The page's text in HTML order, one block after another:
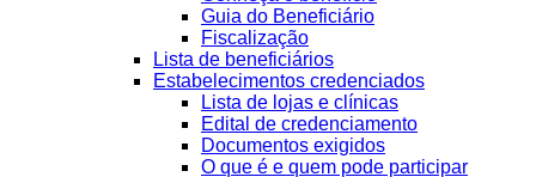
Guia do Beneficiário
Fiscalização
Lista de beneficiários
Estabelecimentos credenciados
Lista de lojas e clínicas
Edital de credenciamento
Documentos exigidos
O que é e quem pode participar